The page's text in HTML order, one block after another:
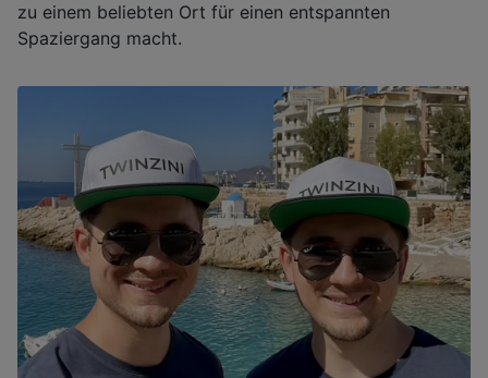
zu einem beliebten Ort für einen entspannten
Spaziergang macht.